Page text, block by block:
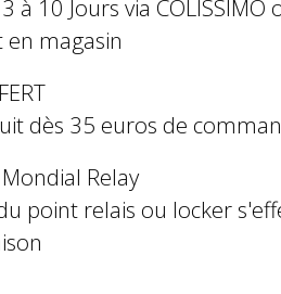
à 10 Jours via
magasin
dès 35 euros de
Relay
point relais ou locker